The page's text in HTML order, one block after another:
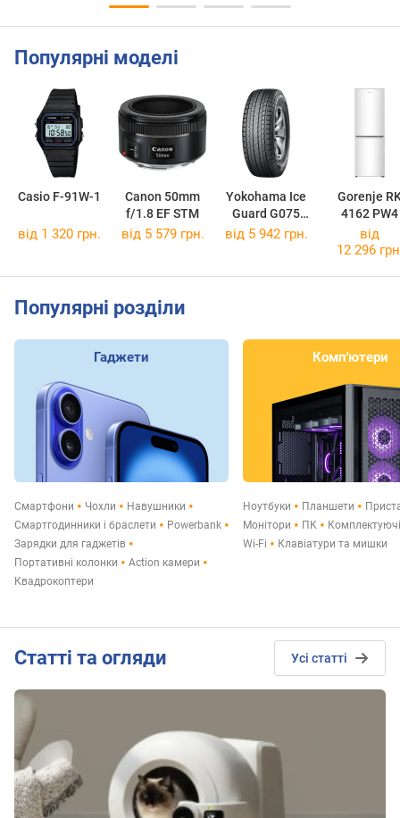
Популярні моделі
Casio F-91W-1
Canon 50mm
f/1.8 EF STM
Yokohama Ice
Guard G075
225/65 R17
Gorenje
4162 PW4
від 1 320 грн. від 5 579 грн. від 5 942 грн.
від
12 296
Популярні розділи
Гаджети
Смартфони Чохли
Навушники
Смартгодинники і браслети
Powerbank
Зарядки для гаджетів
Портативні колонки
Action камери
Квадрокоптери
Комп'ютери
Ноутбуки Планшети
Монітори
ПК
Комплектуючі
Wi-Fi
Клавіатури та мишки
Статті та огляди Усі статті